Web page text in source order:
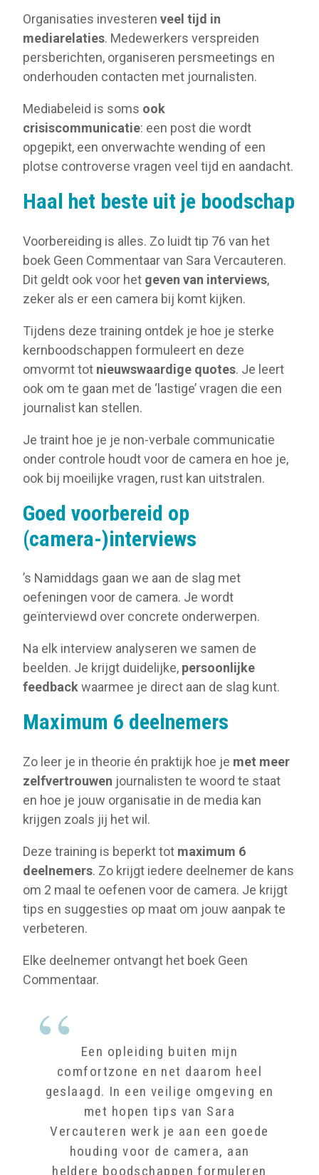
Organisaties investeren veel tijd in
mediarelaties. Medewerkers verspreiden
persberichten, organiseren persmeetings en
onderhouden contacten met journalisten.
Mediabeleid is soms ook
crisiscommunicatie: een post die wordt
opgepikt, een onverwachte wending of een
plotse controverse vragen veel tijd en aandacht.
Haal het beste uit je boodschap
Voorbereiding is alles. Zo luidt tip 76 van het
boek Geen Commentaar van Sara Vercauteren.
Dit geldt ook voor het geven van interviews,
zeker als er een camera bij komt kijken.
Tijdens deze training ontdek je hoe je sterke
kernboodschappen formuleert en deze
omvormt tot nieuwswaardige quotes. Je leert
ook om te gaan met de ‘lastige’ vragen die een
journalist kan stellen.
Je traint hoe je je non-verbale communicatie
onder controle houdt voor de camera en hoe je,
ook bij moeilijke vragen, rust kan uitstralen.
Goed voorbereid op
(camera-)interviews
’s Namiddags gaan we aan de slag met
oefeningen voor de camera. Je wordt
geïnterviewd over concrete onderwerpen.
Na elk interview analyseren we samen de
beelden. Je krijgt duidelijke, persoonlijke
feedbackwaarmee je direct aan de slag kunt.
Maximum 6 deelnemers
Zo leer je in theorie én praktijk hoe je met meer
zelfvertrouwen journalisten te woord te staat
en hoe je jouw organisatie in de media kan
krijgen zoals jij het wil.
Deze training is beperkt tot maximum 6
deelnemers. Zo krijgt iedere deelnemer de kans
om 2 maal te oefenen voor de camera. Je krijgt
tips en suggesties op maat om jouw aanpak te
verbeteren.
Elke deelnemer ontvangt het boek Geen
Commentaar.
Een opleiding buiten mijn
comfortzone en net daarom heel
geslaagd. In een veilige omgeving en
met hopen tips van Sara
Vercauteren werk je aan een goede
houding voor de camera, aan
heldere boodschappen formuleren